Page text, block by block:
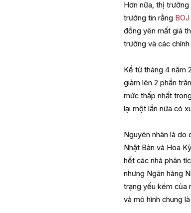
Hơn nữa, thị trường
trường tin rằng BOJ
đồng yên mất giá
trường và các
Kể từ tháng 4 năm
giảm lên 2 phần
mức thấp nhất
lại một lần nữa có
Nguyên nhân là do
Nhật Bản và Hoa
hết các nhà phân
nhưng Ngân hàng
trạng yếu kém của
và mô hình chung